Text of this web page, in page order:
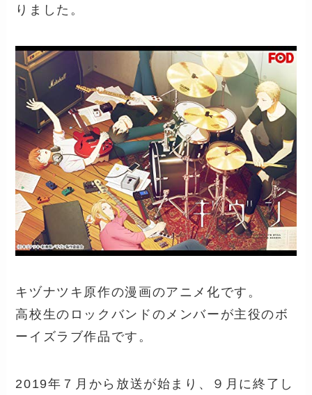
りました。
キヅナツキ原作の漫画のアニメ化です。
高校生のロックバンドのメンバーが主役のボ
ーイズラブ作品です。
2019年７月から放送が始まり、９月に終了し